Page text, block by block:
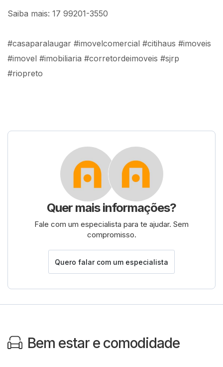
Saiba mais: 17 99201-3550
#casaparalaugar #imovelcomercial #citihaus #imoveis
#imovel #imobiliaria #corretordeimoveis #sjrp
#riopreto
Quer mais informações?
Fale com um especialista para te ajudar. Sem
compromisso.
Quero falar com um especialista
Bem estar e comodidade